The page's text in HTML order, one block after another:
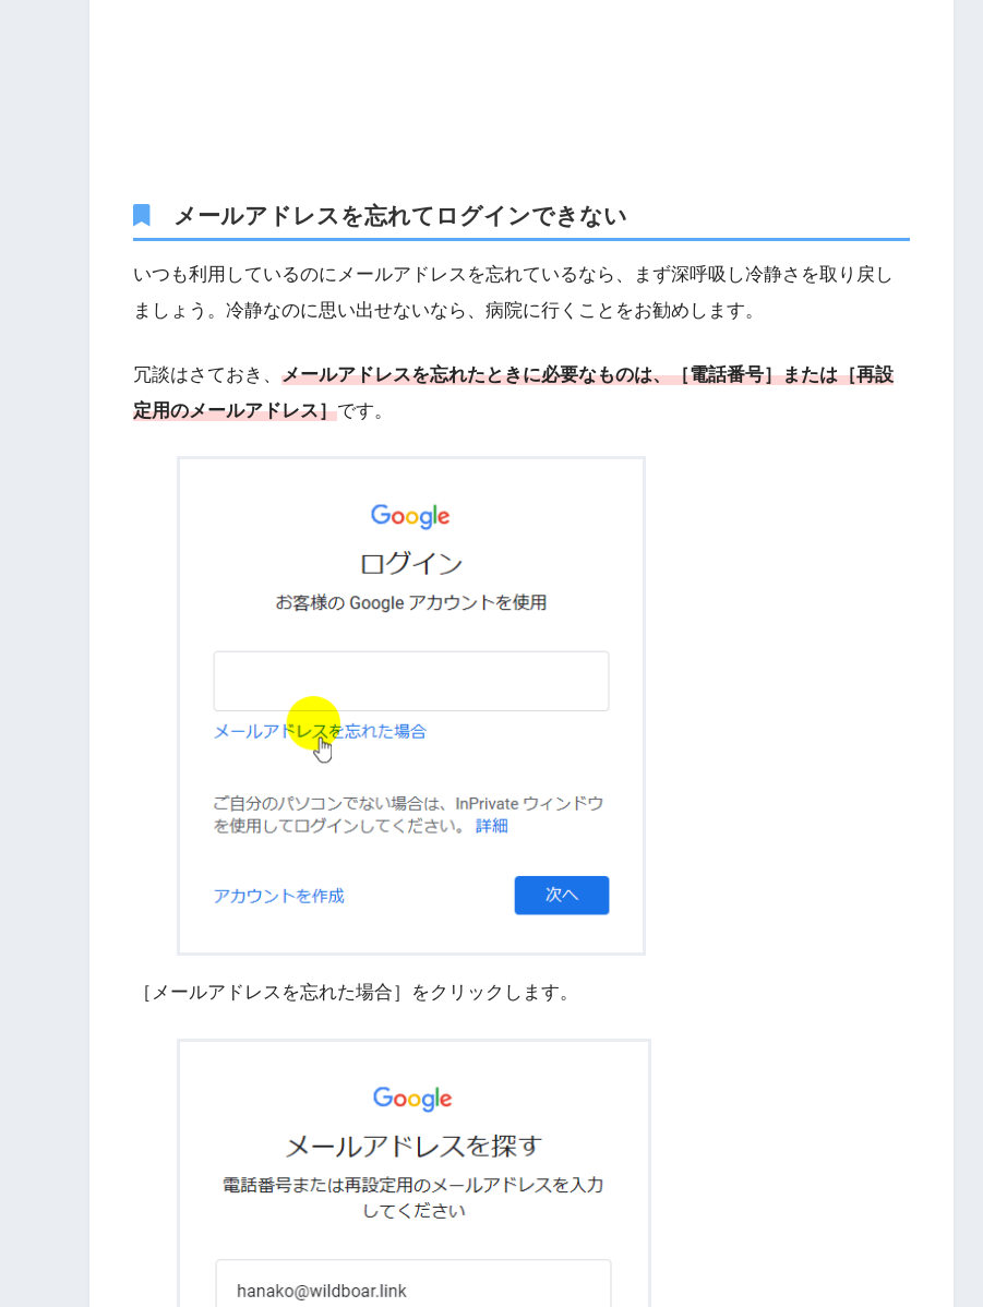
メールアドレスを忘れてログインできない
いつも利用しているのにメールアドレスを忘れているなら、まず深呼吸し冷静さを取り戻し
ましょう。冷静なのに思い出せないなら、病院に行くことをお勧めします。
冗談はさておき、 メールアドレスを忘れたときに必要なものは、［電話番号］または［再設
定用のメールアドレス］です。
［メールアドレスを忘れた場合］をクリックします。